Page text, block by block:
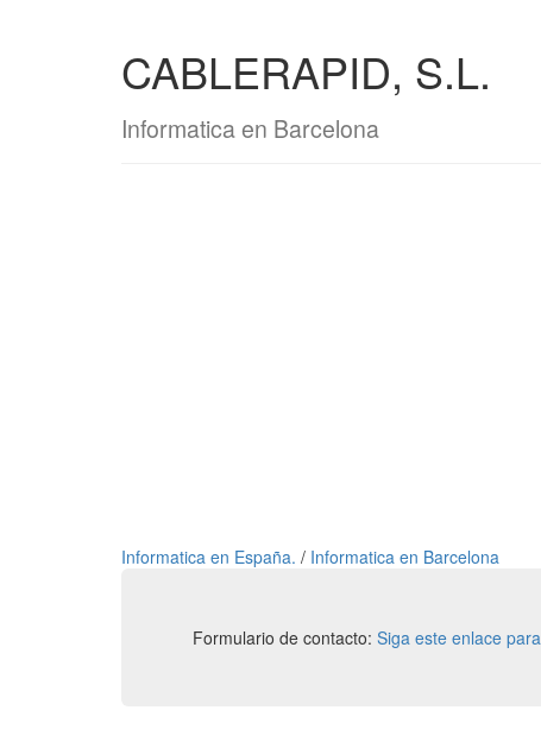
CABLERAPID, S.L.
Informatica en Barcelona
Informatica en España. / Informatica en Barcelona
Formulario de contacto: Siga este enlace